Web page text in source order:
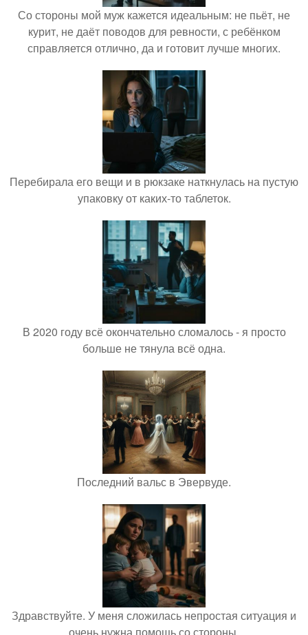
Со стороны мой муж кажется идеальным: не пьёт, не
курит, не даёт поводов для ревности, с ребёнком
справляется отлично, да и готовит лучше многих.
Перебирала его вещи и в рюкзаке наткнулась на пустую
упаковку от каких-то таблеток.
В 2020 году всё окончательно сломалось - я просто
больше не тянула всё одна.
Последний вальс в Эвервуде.
Здравствуйте. У меня сложилась непростая ситуация и